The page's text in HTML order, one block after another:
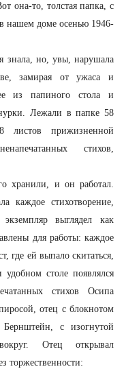
она-то, толстая папка, с
в нашем доме осенью 1946-
знала, но, увы, нарушала
замирая от ужаса и
ее из папиного стола и
Лежали в папке 58
листов прижизненной
стихов,
хранили, и он работал.
каждое стихотворение,
выглядел как
для работы: каждое
где ей выпало скитаться,
столе появлялся
стихов Осипа
отец с блокнотом
с изогнутой
Отец открывал
торжественности: